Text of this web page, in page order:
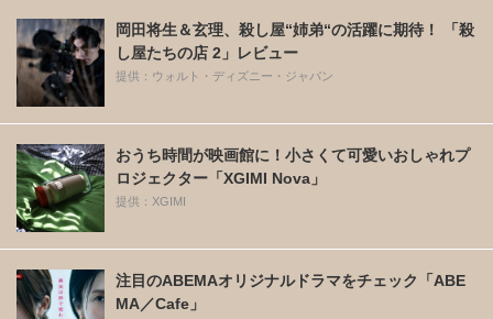
岡田将生＆玄理、殺し屋“姉弟“の活躍に期待！ 「殺
し屋たちの店 2」レビュー
提供：ウォルト・ディズニー・ジャパン
おうち時間が映画館に！小さくて可愛いおしゃれプ
ロジェクター「XGIMI Nova」
提供：XGIMI
注目のABEMAオリジナルドラマをチェック「ABE
MA／Cafe」